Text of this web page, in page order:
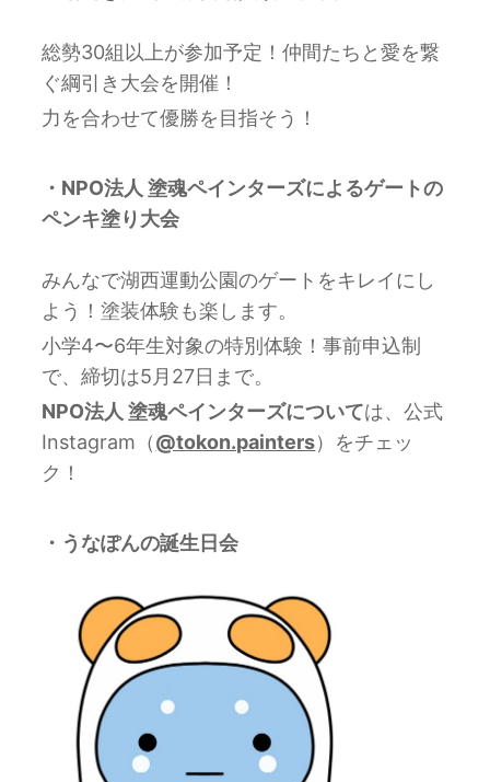
総勢30組以上が参加予定！仲間たちと愛を繋
ぐ綱引き大会を開催！
力を合わせて優勝を目指そう！
・NPO法人 塗魂ペインターズによるゲートの
ペンキ塗り大会
みんなで湖西運動公園のゲートをキレイにし
よう！塗装体験も楽します。
小学4〜6年生対象の特別体験！事前申込制
で、締切は5月27日まで。
NPO法人 塗魂ペインターズについては、公式
Instagram（@tokon.painters）をチェッ
ク！
・うなぽんの誕生日会